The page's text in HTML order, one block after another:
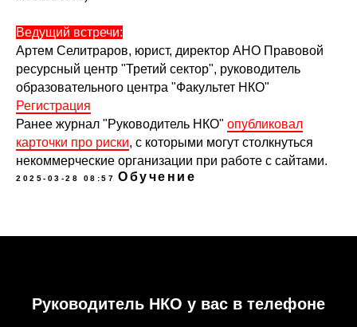
Ведущий встречи:
Артем Селитраров, юрист, директор АНО Правовой
ресурсный центр "Третий сектор", руководитель
образовательного центра "Факультет НКО"
Регистрация
Ранее журнал "Руководитель НКО" опубликовал
карточки про риски, с которыми могут столкнуться
некоммерческие организации при работе с сайтами.
2025-03-28 08:57 Обучение
Руководитель НКО у вас в телефоне